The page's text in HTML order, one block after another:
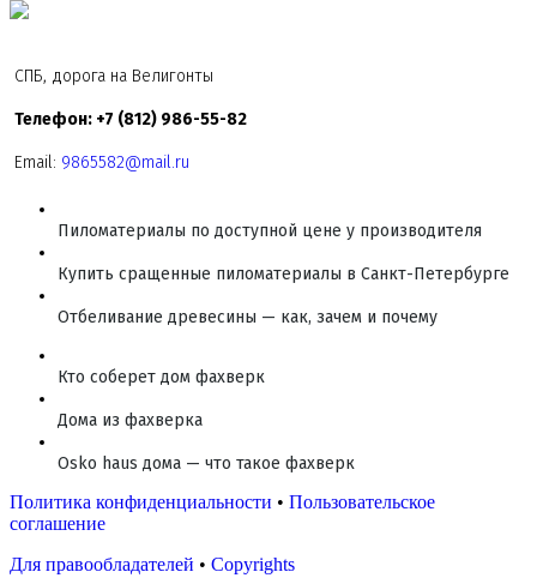
СПБ, дорога на Велигонты
Телефон: +7 (812) 986-55-82
Email: 9865582@mail.ru
Пиломатериалы по доступной цене у производителя
Купить сращенные пиломатериалы в Санкт-Петербурге
Отбеливание древесины — как, зачем и почему
Кто соберет дом фахверк
Дома из фахверка
Osko haus дома — что такое фахверк
Политика конфиденциальности • Пользовательское
соглашение
Для правообладателей • Copyrights